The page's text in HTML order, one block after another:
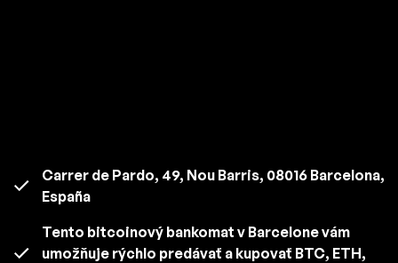
Carrer de Pardo, 49, Nou Barris, 08016 Barcelona,
España
Tento bitcoinový bankomat v Barcelone vám
umožňuje rýchlo predávať a kupovať BTC, ETH,